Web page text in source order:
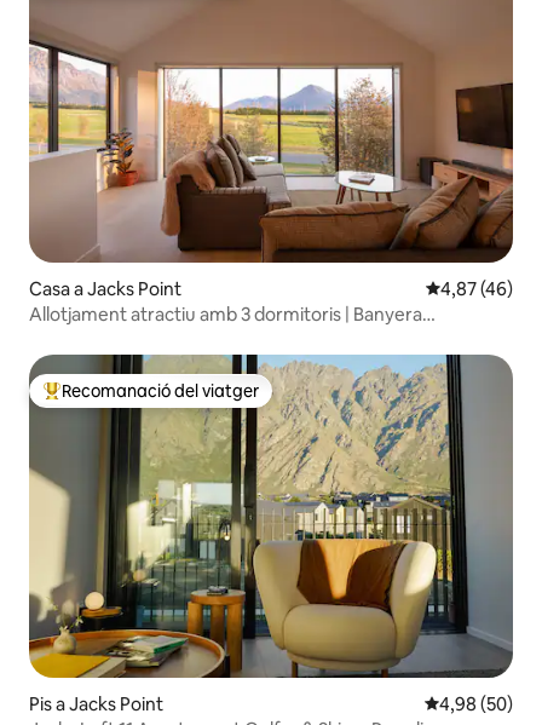
Casa a Jacks Point 4,87 de
4,87 (46)
Allotjament atractiu amb 3 dormitoris | Banyera
Principals recomanacions dels viatgers
Recomanació del viatger
Pis a Jacks Point 4,98 de
4,98 (50)